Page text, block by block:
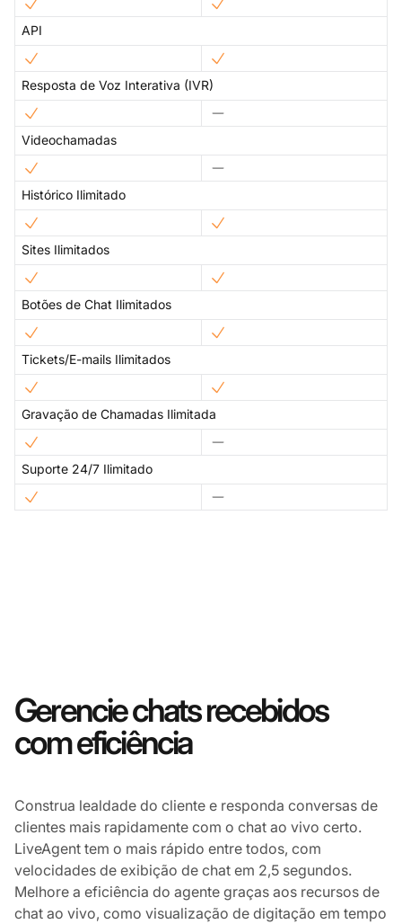
API
Resposta de Voz Interativa (IVR)
Videochamadas
Histórico Ilimitado
Sites Ilimitados
Botões de Chat Ilimitados
Tickets/E-mails Ilimitados
Gravação de Chamadas Ilimitada
Suporte 24/7 Ilimitado
Gerencie chats recebidos
com eficiência
Construa lealdade do cliente e responda conversas de
clientes mais rapidamente com o chat ao vivo certo.
LiveAgent tem o mais rápido entre todos, com
velocidades de exibição de chat em 2,5 segundos.
Melhore a eficiência do agente graças aos recursos de
chat ao vivo, como visualização de digitação em tempo